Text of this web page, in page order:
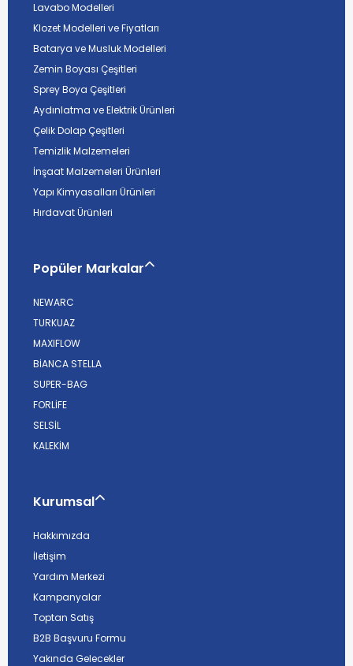
Lavabo Modelleri
Klozet Modelleri ve Fiyatları
Batarya ve Musluk Modelleri
Zemin Boyası Çeşitleri
Sprey Boya Çeşitleri
Aydınlatma ve Elektrik Ürünleri
Çelik Dolap Çeşitleri
Temizlik Malzemeleri
İnşaat Malzemeleri Ürünleri
Yapı Kimyasalları Ürünleri
Hırdavat Ürünleri
Popüler Markalar
NEWARC
TURKUAZ
MAXIFLOW
BİANCA STELLA
SUPER-BAG
FORLİFE
SELSİL
KALEKİM
Kurumsal
Hakkımızda
İletişim
Yardım Merkezi
Kampanyalar
Toptan Satış
B2B Başvuru Formu
Yakında Gelecekler